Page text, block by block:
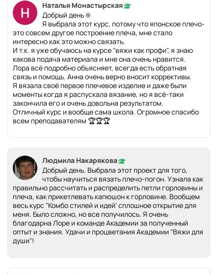
Наталья Монастырская
Добрый день ☀️
Я выбрала этот курс, потому что японское плечо-
это совсем другое построение плеча, мне стало
интересно как это можно связать.
И т.к. я уже обучаюсь на курсе "вяжи как профи", я знаю
какова подача материала и мне она очень нравится.
Лора всё подробно объясняет, всегда есть обратная
связь и помощь. Анна очень верно вносит коррективы.
Я вязала своё первое плечевое изделие и даже были
моменты когда я распускала вязание, но я всё-таки
закончила его и очень довольна результатом.
Отличный курс и вообще сама школа. Огромное спасибо
всем преподавателям 🏆🏆🏆
Людмила Накарякова
Добрый день. Выбрала этот проект для того,
чтобы научиться вязать плечо-погон. Узнала как
правильно рассчитать и распределить петли горловины и
плеча, как прикетлевать капюшон к горловине. Вообщем
весь курс "Комбо стилей и идей' сплошное открытие для
меня. Было сложно, но все получилось. Я очень
благодарна Лоре и команде Академии за полученный
оптыт и знания. Удачи и процветания Академии "Вяжи для
души"!